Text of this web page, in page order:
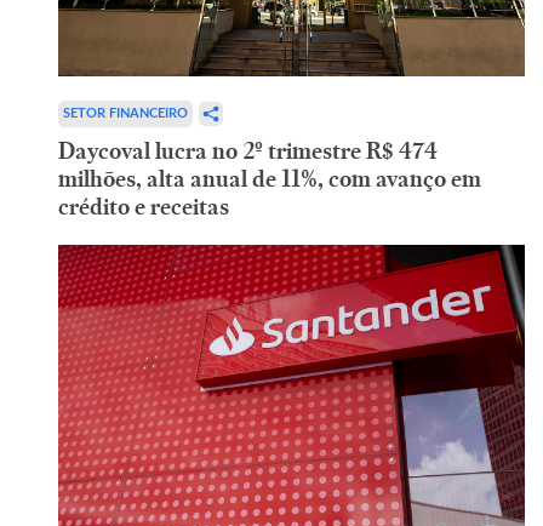
SETOR FINANCEIRO
Daycoval lucra no 2º trimestre R$ 474
milhões, alta anual de 11%, com avanço em
crédito e receitas